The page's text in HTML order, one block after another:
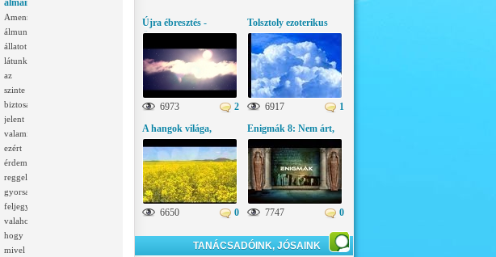
álmainkban
Amennyiben
álmunkban
állatot
látunk
az
szinte
biztosan
jelent
valamit,
ezért
érdemes
reggelente
gyorsan
feljegyezni
valahová,
hogy
mivel
Újra ébresztés -
Üzenetek az égi
világból
6973 2
Tolsztoly ezoterikus
gondolatai
6917
1
A hangok világa,
ezoterikus látványfilm
6650 0
Enigmák 8: Nem árt,
ha tudod!
7747 0
TANÁCSADÓINK, JÓSAINK